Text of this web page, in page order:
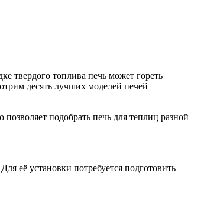
твердого топлива печь может гореть
десять лучших моделей печей
подобрать печь для теплиц разной
её установки потребуется подготовить